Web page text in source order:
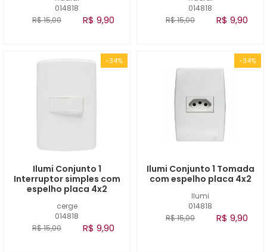
014818
R$ 15,00
R$ 9,90
014818
R$ 15,00
R$ 9,90
-34%
cerge
014818
Ilumi Conjunto 1
Interruptor simples com
espelho placa 4x2
R$ 15,00 R$ 9,90
-34%
Ilumi
014818
Ilumi Conjunto 1 Tomada
com espelho placa 4x2
R$ 15,00 R$ 9,90